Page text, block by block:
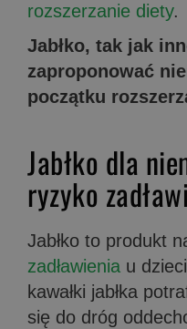
rozszerzanie diety.
Jabłko, tak jak
zaproponować
początku
Jabłko dla
ryzyko
Jabłko to produkt
zadławienia u
kawałki jabłka
się do dróg